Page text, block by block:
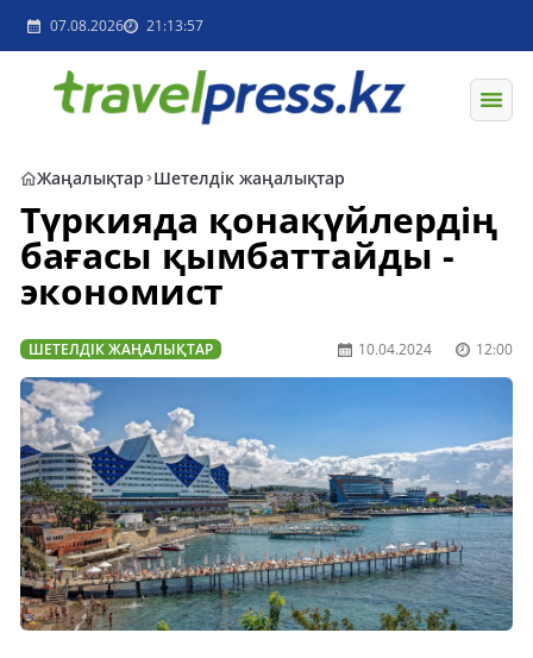
07.08.2026 21:13:57
Жаңалықтар Шетелдік жаңалықтар
Түркияда қонақүйлердің
бағасы қымбаттайды -
экономист
ШЕТЕЛДІК ЖАҢАЛЫҚТАР 10.04.2024 12:00